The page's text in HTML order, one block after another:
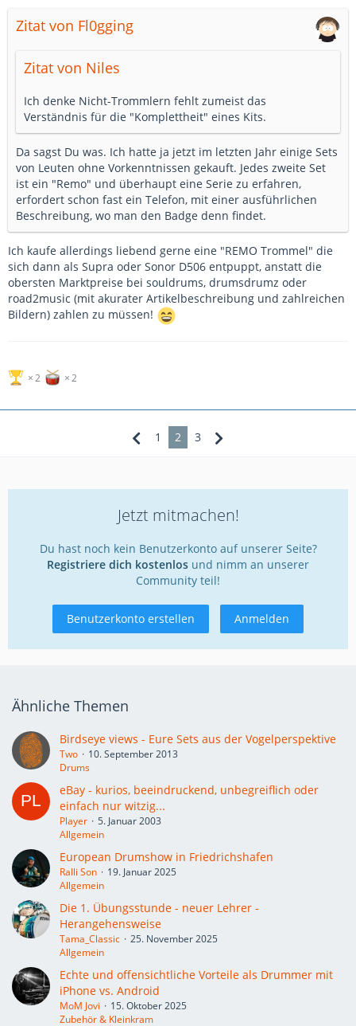
Zitat von Fl0gging
Zitat von Niles
Ich denke Nicht-Trommlern fehlt zumeist das
Verständnis für die "Komplettheit" eines Kits.
Da sagst Du was. Ich hatte ja jetzt im letzten Jahr einige Sets
von Leuten ohne Vorkenntnissen gekauft. Jedes zweite Set
ist ein "Remo" und überhaupt eine Serie zu erfahren,
erfordert schon fast ein Telefon, mit einer ausführlichen
Beschreibung, wo man den Badge denn findet.
Ich kaufe allerdings liebend gerne eine "REMO Trommel" die
sich dann als Supra oder Sonor D506 entpuppt, anstatt die
obersten Marktpreise bei souldrums, drumsdrumz oder
road2music (mit akurater Artikelbeschreibung und zahlreichen
Bildern) zahlen zu müssen!
2 2
1 2 3
Jetzt mitmachen!
Du hast noch kein Benutzerkonto auf unserer Seite?
Registriere dich kostenlos und nimm an unserer
Community teil!
Benutzerkonto erstellen Anmelden
Ähnliche Themen
Birdseye views - Eure Sets aus der Vogelperspektive
Two
10. September 2013
Drums
eBay - kurios, beeindruckend, unbegreiflich oder
einfach nur witzig...
Player
5. Januar 2003
Allgemein
European Drumshow in Friedrichshafen
Ralli Son
19. Januar 2025
Allgemein
Die 1. Übungsstunde - neuer Lehrer -
Herangehensweise
Tama_Classic
25. November 2025
Allgemein
Echte und offensichtliche Vorteile als Drummer mit
iPhone vs. Android
MoM Jovi
15. Oktober 2025
Zubehör & Kleinkram